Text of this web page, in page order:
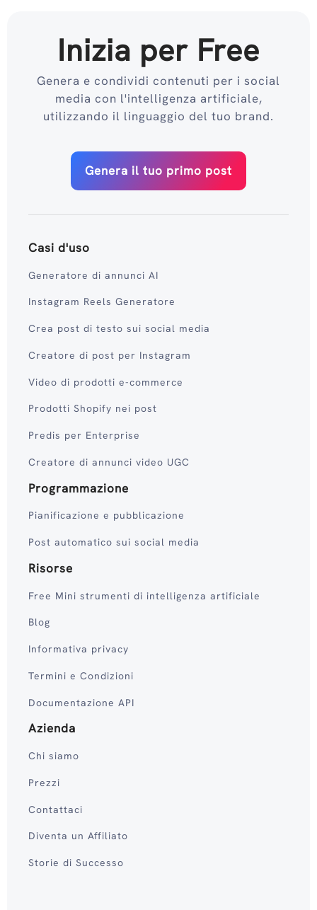
Inizia per Free
Genera e condividi contenuti per i social
media con l'intelligenza artificiale,
utilizzando il linguaggio del tuo brand.
Genera il tuo primo post
Casi d'uso
Generatore di annunci AI
Instagram Reels Generatore
Crea post di testo sui social media
Creatore di post per Instagram
Video di prodotti e-commerce
Prodotti Shopify nei post
Predis per Enterprise
Creatore di annunci video UGC
Programmazione
Pianificazione e pubblicazione
Post automatico sui social media
Risorse
Free Mini strumenti di intelligenza artificiale
Blog
Informativa privacy
Termini e Condizioni
Documentazione API
Azienda
Chi siamo
Prezzi
Contattaci
Diventa un Affiliato
Storie di Successo